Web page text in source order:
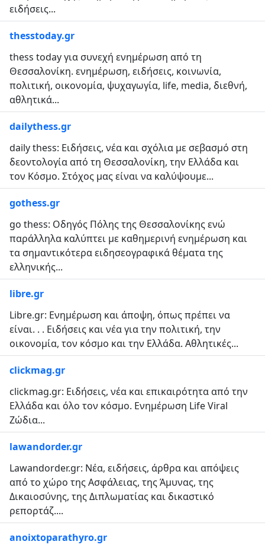
ειδήσεις...
thesstoday.gr
thess today για συνεχή ενημέρωση από τη
Θεσσαλονίκη. ενημέρωση, ειδήσεις, κοινωνία,
πολιτική, οικονομία, ψυχαγωγία, life, media, διεθνή,
αθλητικά...
dailythess.gr
daily thess: Ειδήσεις, νέα και σχόλια με σεβασμό στη
δεοντολογία από τη Θεσσαλονίκη, την Ελλάδα και
τον Κόσμο. Στόχος μας είναι να καλύψουμε...
gothess.gr
go thess: Οδηγός Πόλης της Θεσσαλονίκης ενώ
παράλληλα καλύπτει με καθημερινή ενημέρωση και
τα σημαντικότερα ειδησεογραφικά θέματα της
ελληνικής...
libre.gr
Libre.gr: Ενημέρωση και άποψη, όπως πρέπει να
είναι. . . Ειδήσεις και νέα για την πολιτική, την
οικονομία, τον κόσμο και την Ελλάδα. Αθλητικές...
clickmag.gr
clickmag.gr: Ειδήσεις, νέα και επικαιρότητα από την
Ελλάδα και όλο τον κόσμο. Ενημέρωση Life Viral
Ζώδια...
lawandorder.gr
Lawandorder.gr: Νέα, ειδήσεις, άρθρα και απόψεις
από το χώρο της Ασφάλειας, της Άμυνας, της
Δικαιοσύνης, της Διπλωματίας και δικαστικό
ρεπορτάζ....
anoixtoparathyro.gr